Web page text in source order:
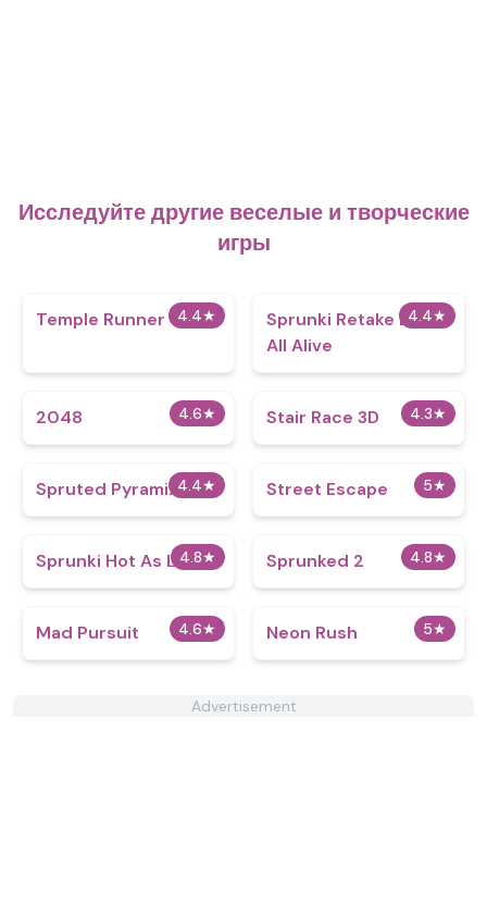
Исследуйте другие веселые и творческие
игры
4.4★
Temple Runner 4.4★
Sprunki Retake But
All Alive
4.6★
2048 4.3★
Stair Race 3D
4.4★
Spruted Pyramix 5★
Street Escape
4.8★
Sprunki Hot As Lava 4.8★
Sprunked 2
4.6★
Mad Pursuit 5★
Neon Rush
Advertisement